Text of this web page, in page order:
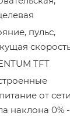
пульс,
TFT
от сети
наклона 0% -